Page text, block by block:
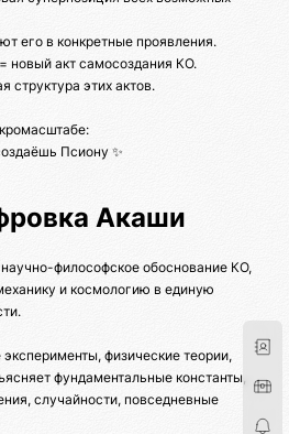
его в конкретные проявления.
новый акт самосоздания КО.
структура этих актов.
Псиону ✨
Акаши
философское обоснование КО,
и космологию в единую
физические теории,
фундаментальные константы,
случайности, повседневные